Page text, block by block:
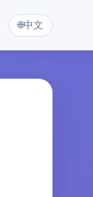
🌐中文